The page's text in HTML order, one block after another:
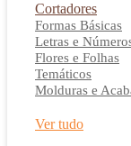
Cortadores
Formas Básicas
Letras e
Flores e Folhas
Temáticos
Molduras e
Ver tudo